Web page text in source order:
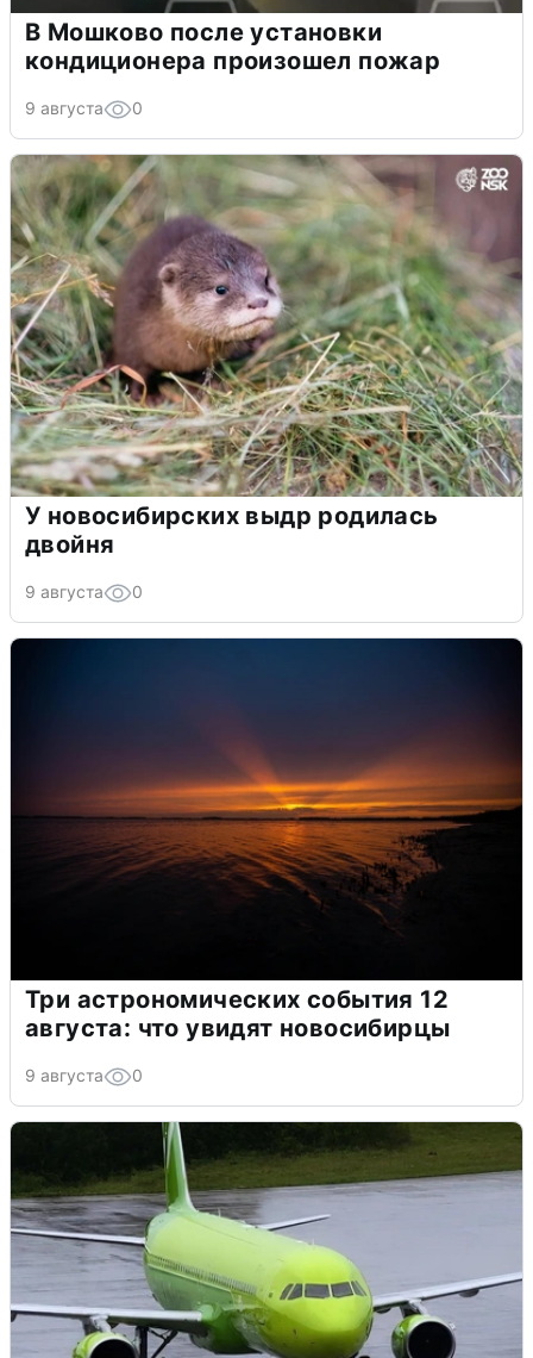
В Мошково после установки
кондиционера произошел пожар
9 августа 0
У новосибирских выдр родилась
двойня
9 августа 0
Три астрономических события 12
августа: что увидят новосибирцы
9 августа 0